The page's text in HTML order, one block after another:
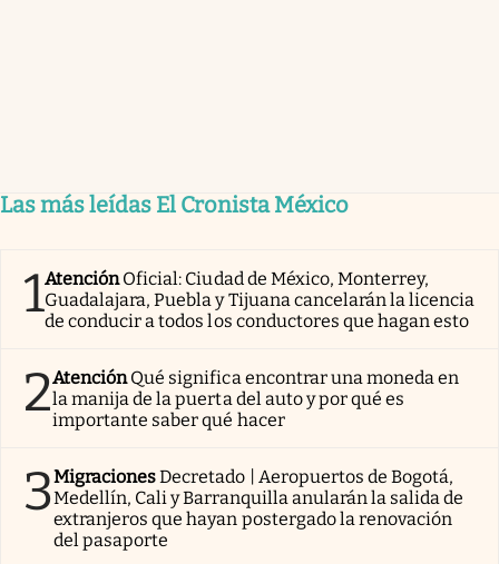
Las más leídas El Cronista México
1AtenciónOficial: Ciudad de México, Monterrey,
Guadalajara, Puebla y Tijuana cancelarán la licencia
de conducir a todos los conductores que hagan esto
2AtenciónQué significa encontrar una moneda en
la manija de la puerta del auto y por qué es
importante saber qué hacer
3MigracionesDecretado | Aeropuertos de Bogotá,
Medellín, Cali y Barranquilla anularán la salida de
extranjeros que hayan postergado la renovación
del pasaporte